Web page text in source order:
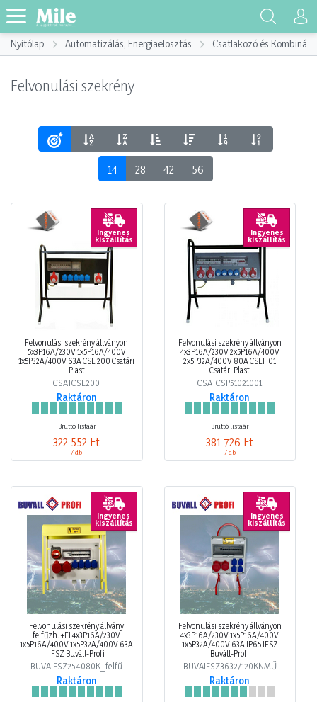
Nyitólap Automatizálás, Energiaelosztás Csatlakozó és
Felvonulási szekrény
14 28 42 56
Ingyenes
kiszállítás
Felvonulási szekrény állványon
5x3P16A/230V 1x5P16A/400V
1x5P32A/400V 63A CSE 200 Csatári
Plast
CSATCSE200
Raktáron
Bruttó listaár
322 552 Ft
/ db
Ingyenes
kiszállítás
Felvonulási szekrény állványon
4x3P16A/230V 2x5P16A/400V
2x5P32A/400V 80A CSEF 01
Csatári Plast
CSATCSP51021001
Raktáron
Bruttó listaár
381 726 Ft
/ db
Ingyenes
kiszállítás
Felvonulási szekrény állvány
felfűzh. +FI 4x3P16A/230V
1x5P16A/400V 1x5P32A/400V 63A
IFSZ Buváll-Profi
BUVAIFSZ254080K_felfű
Raktáron
Ingyenes
kiszállítás
Felvonulási szekrény állványon
4x3P16A/230V 1x5P16A/400V
1x5P32A/400V 63A IP65 IFSZ
Buváll-Profi
BUVAIFSZ3632/120KNMŰ
Raktáron